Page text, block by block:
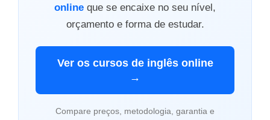
online que se encaixe no seu nível,
orçamento e forma de estudar.
Ver os cursos de inglês online
→
Compare preços, metodologia, garantia e